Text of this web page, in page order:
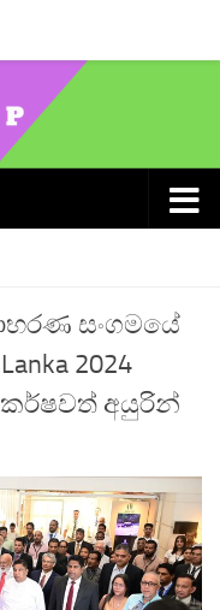
සංගමයේ
2024
අයුරින්